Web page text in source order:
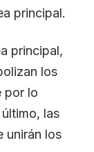
principal.
principal,
los
por lo
las
unirán los